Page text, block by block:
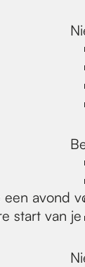
avond
start van